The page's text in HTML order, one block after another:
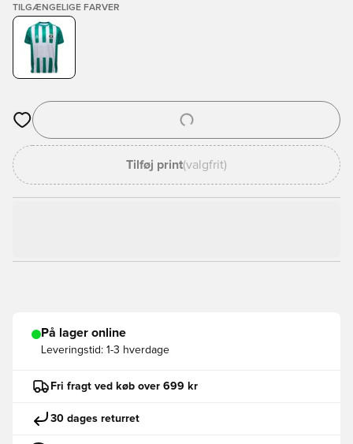
TILGÆNGELIGE FARVER
Åbner en Modal til at logge ind eller tilmelde dig som medlem
Tilføj print(valgfrit)
På lager online
Leveringstid: 1-3 hverdage
Fri fragt ved køb over 699 kr
30 dages returret